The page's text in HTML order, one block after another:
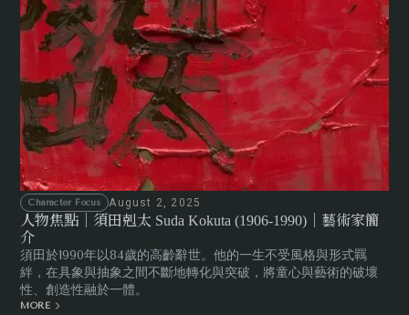
Character Focus August 2, 2025
人物焦點｜須田剋太 Suda Kokuta (1906-1990)｜藝術家簡
介
須田於1990年以84歲的高齡辭世。他的一生不受風格與形式羈
絆，在具象與抽象之間不斷地轉化與突破，將童心與藝術的破壞
性、創造性融於一體。
MORE